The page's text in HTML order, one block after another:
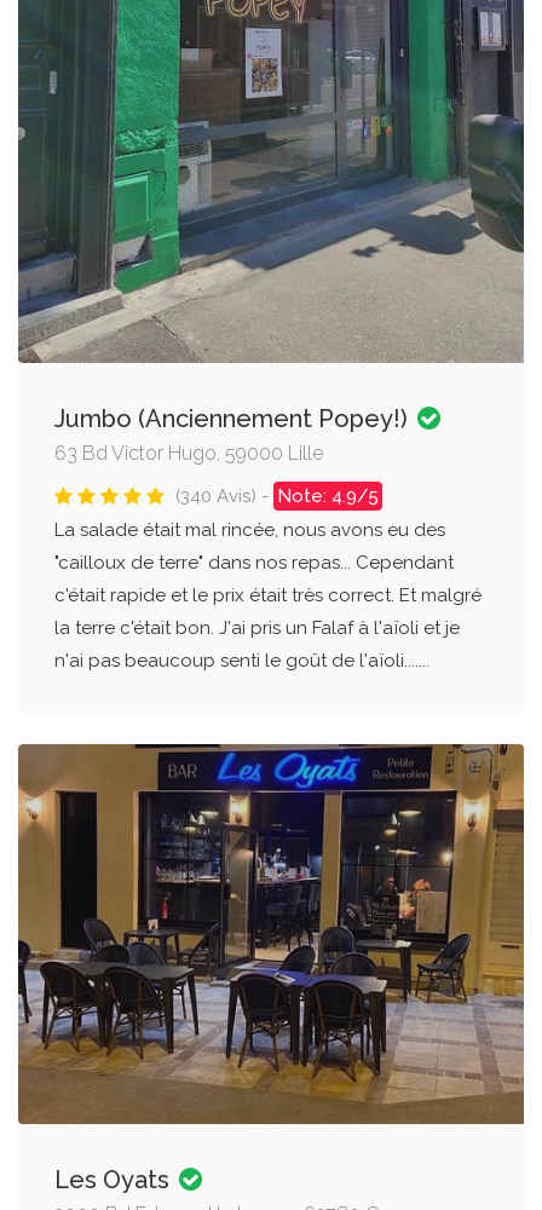
Jumbo (Anciennement Popey!)
63 Bd Victor Hugo, 59000 Lille
(340 Avis) - Note: 4.9/5
La salade était mal rincée, nous avons eu des
"cailloux de terre" dans nos repas... Cependant
c'était rapide et le prix était très correct. Et malgré
la terre c'était bon. J'ai pris un Falaf à l'aïoli et je
n'ai pas beaucoup senti le goût de l'aïoli.......
Les Oyats